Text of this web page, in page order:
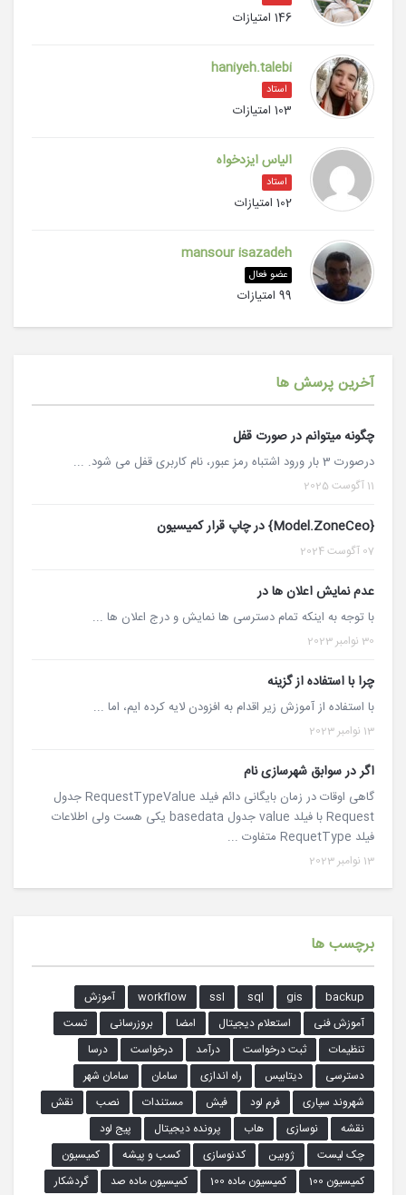
146 امتیازات
haniyeh.talebi
استاد
103 امتیازات
الیاس ایزدخواه
استاد
102 امتیازات
mansour isazadeh
عضو فعال
99 امتیازات
آخرین پرسش ها
چگونه میتوانم در صورت قفل
درصورت 3 بار ورود اشتباه رمز عبور، نام کاربری قفل می شود. ...
11 آگوست 2025
{Model.ZoneCeo} در چاپ قرار کمیسیون
07 آگوست 2024
عدم نمایش اعلان ها در
با توجه به اینکه تمام دسترسی ها نمایش و درج اعلان ها ...
30 نوامبر 2023
چرا با استفاده از گزینه
با استفاده از آموزش زیر اقدام به افزودن لایه کرده ایم، اما ...
13 نوامبر 2023
اگر در سوابق شهرسازی نام
گاهی اوقات در زمان بایگانی دائم فیلد RequestTypeValue جدول
Request با فیلد value جدول basedata یکی هست ولی اطلاعات
فیلد RequetType متفاوت ...
13 نوامبر 2023
برچسب ها
backup
gis
sql
ssl
workflow
آموزش
آموزش فنی
استعلام دیجیتال امضا بروزرسانی
تست
تنظیمات
ثبت درخواست درآمد درخواست
درسا
دسترسی
دیتابیس راه اندازی سامان
سامان شهر
شهروند سپاری
فرم لود فیش مستندات نصب
نقش
نقشه
نوسازی هاب پرونده دیجیتال
پیج لود
چک لیست
ژوبین کدنوسازی کسب و پیشه
کمیسیون
کمیسیون 100
کمیسیون ماده 100 کمیسیون ماده صد
گردشکار